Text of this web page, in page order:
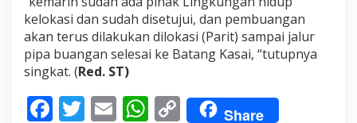
kelokasi dan sudah disetujui, dan pembuangan
akan terus dilakukan dilokasi (Parit) sampai jalur
pipa buangan selesai ke Batang Kasai, “tutupnya
singkat. (Red. ST)
F T E W C Share